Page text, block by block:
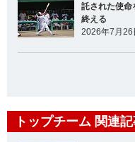
託された使命
終える
2026年7月26
トップチーム 関連